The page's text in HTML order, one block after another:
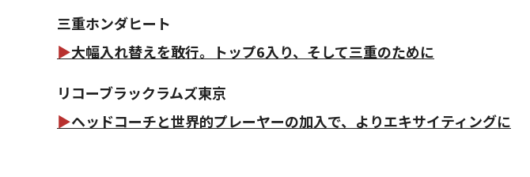
三重ホンダヒート
▶大幅入れ替えを敢行。トップ6入り、そして三重のために
リコーブラックラムズ東京
▶ヘッドコーチと世界的プレーヤーの加入で、よりエキサイティングに